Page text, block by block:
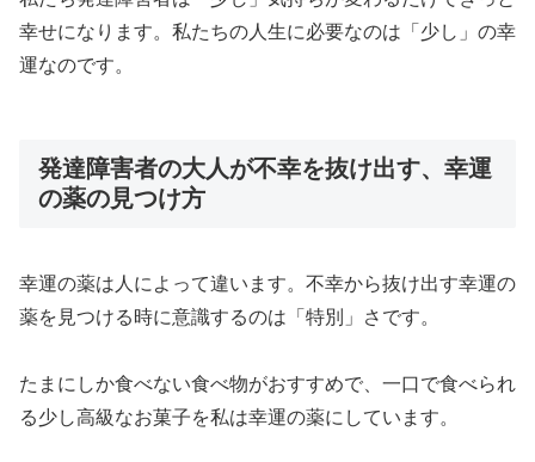
幸せになります。私たちの人生に必要なのは 「少し」の幸
運なのです。
発達障害者の大人が不幸を抜け出す、幸運
の薬の見つけ方
幸運の薬は人によって違います。不幸から抜け出す幸運の
薬を見つける時に意識するのは「特別」さです。
たまにしか食べない食べ物がおすすめで、一口で食べられ
る少し高級なお菓子を私は幸運の薬にしています。